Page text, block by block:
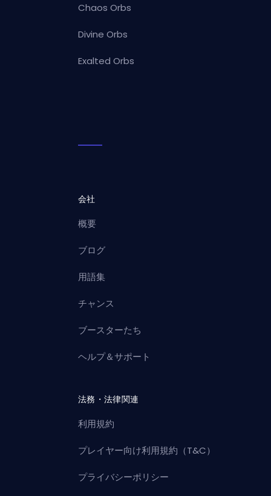
Chaos Orbs
Divine Orbs
Exalted Orbs
会社
概要
ブログ
用語集
チャンス
ブースターたち
ヘルプ＆サポート
法務・法律関連
利用規約
プレイヤー向け利用規約（T&C）
プライバシーポリシー